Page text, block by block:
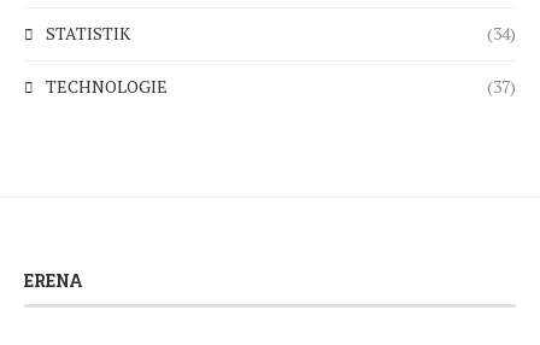
STATISTIK (34)
TECHNOLOGIE (37)
ERENA